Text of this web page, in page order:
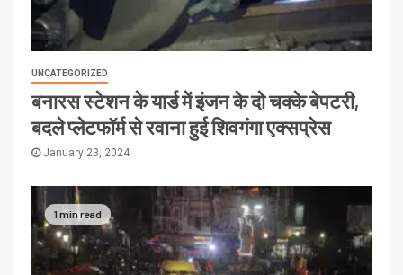
UNCATEGORIZED
बनारस स्टेशन के यार्ड में इंजन के दो चक्के बेपटरी,
बदले प्लेटफॉर्म से रवाना हुई शिवगंगा एक्सप्रेस
January 23, 2024
1 min read